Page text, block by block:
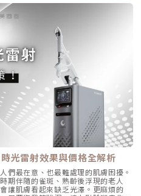
修復，不靠刺激或破壞，適合想全面
等療程搭配嗎？ 可與電波、音波等
施打順序與時間需由醫師評估。電
果，但需等皮膚完全降溫後再進行
，遵從專業建議安排療程。Q3：璞
常包含三次施打，前兩次相隔約一
。視個人膚況與需求，也可安排後續
手部老化也能打嗎？ 可以。Profhilo
乾紋與鬆弛，是全方位肌膚重建療
人皆可接受，但孕婦、哺乳中女性與
些人適合做Profhilo？需要幾歲才能
鬆弛困擾的人，通常建議從30歲以後
膚況，又不想讓五官改變或產生膨脹
會不會腫？需要修復期嗎？療程過
定位點注射，疼痛感輕微。少數人會
可自然消退，不會影響日常活動。
起過敏？Profhilo採用高純度、非動
，安全性高，過敏反應發生機率非常
璞菲洛是突破傳統玻尿酸觀念的療
力與膚質的「逆時針保養」新選擇。
希望從根本改善膚質，Profhilo 絕
必諮詢專業醫師，評估自身膚況與適
想狀態。選擇合法診所、專業醫師與
春痘，「吞口服A酸」幾乎是唯一的
，現代的醫美抗痘已經邁入了「精準
論度最高的兩大抗痘黑科技，分別是
雖然兩者都主打不吃藥、從根源控
的差異。我們該如何選擇？它們與傳
全面解析。頂尖對決：AviClear 戰痘
熱門的無藥物抗痘雷射，雖然目標一
戰痘雷射（1726nm）：專
載專利 1726nm 波長，具備極高的
並加熱肥大的皮脂腺，使其萎縮。核
痘痘的生長環境，主打極長效的抗痘
況、不想依賴藥物的人。2. CAPRI
殺菌的「雙效複合」作用原理：結
油），同時搭配 450nm 藍光直接消
：雙管齊下，對於臉上正在急性發
與消炎效果，適合需要快速壓制大面
服A酸（Isotretinoin）作用原理：屬
皮脂腺分泌、使皮脂腺萎縮，同時促
與痤瘡桿菌增生。核心強項：能夠一
結節囊腫型痘痘，或是對其他治療
型痘痘，具有極高的治癒率與長效
，最常見包含嘴唇乾裂、皮膚乾燥脫
（具致畸胎性），療程期間需配合醫
而成的結果：1. 【油脂型毛孔】：中
要通道。當你的皮脂腺天生比較發
常吃高油高糖食物影響，導致出油量
這些大量油脂。2. 【角質型毛孔】：
自然代謝老廢角質，但如果代謝異
的髒污混合在一起，死死地堵塞在毛
木塞一樣，被越撐越大。3. 【老化型
層中的「膠原蛋白」和「彈力蛋白」
增長，或是長期不防曬導致的「光老
緣的肌膚就會順著地心引力往下垂。
面危機這點常被許多人忽略！當角質
像失去水分的蘋果一樣乾癟、萎縮，
隙變大之下，視覺上毛孔就顯得非常
下的歷史遺跡嚴格來說這已經是「痘
春痘，或是手癢過度暴力擠壓，導致
程中產生了纖維化拉扯，最終形成不
的微小房客在作怪我們的臉上本來就
降、皮脂分泌失衡，或是過度清潔破
牠們會啃食皮脂、進出毛囊，蟲體的
毛孔撐大。如何從日常居家保養穩住
大的毛孔完全「縮回」，但正確的居
張，並改善整體膚質的平滑度。1. 溫
光雷射效果與價格全解析
們最在意、也最難處理的肌膚困擾。
期伴隨的雀斑、熟齡後浮現的老人
讓肌膚看起來缺乏光澤。更麻煩的